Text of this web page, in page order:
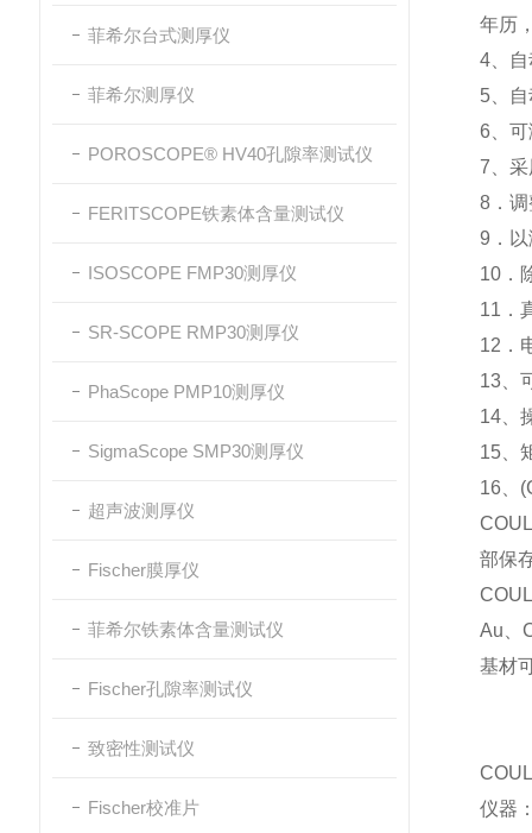
菲希尔台式测厚仪
菲希尔测厚仪
POROSCOPE® HV40孔隙率测试仪
FERITSCOPE铁素体含量测试仪
ISOSCOPE FMP30测厚仪
SR-SCOPE RMP30测厚仪
PhaScope PMP10测厚仪
SigmaScope SMP30测厚仪
超声波测厚仪
Fischer膜厚仪
菲希尔铁素体含量测试仪
Fischer孔隙率测试仪
致密性测试仪
Fischer校准片
年历
4、
5、
6、
7、
8．
9．
10．
11．
12．
13、
14、
15、
16、
部保
Au、
基材
仪器